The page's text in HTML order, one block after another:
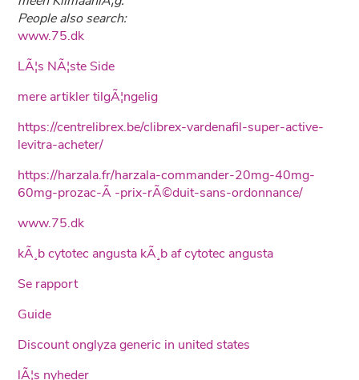
People also search:
www.75.dk
LÃ¦s NÃ¦ste Side
mere artikler tilgÃ¦ngelig
https://centrelibrex.be/clibrex-vardenafil-super-active-
levitra-acheter/
https://harzala.fr/harzala-commander-20mg-40mg-
60mg-prozac-Ã -prix-rÃ©duit-sans-ordonnance/
www.75.dk
kÃ¸b cytotec angusta kÃ¸b af cytotec angusta
Se rapport
Guide
Discount onglyza generic in united states
lÃ¦s nyheder